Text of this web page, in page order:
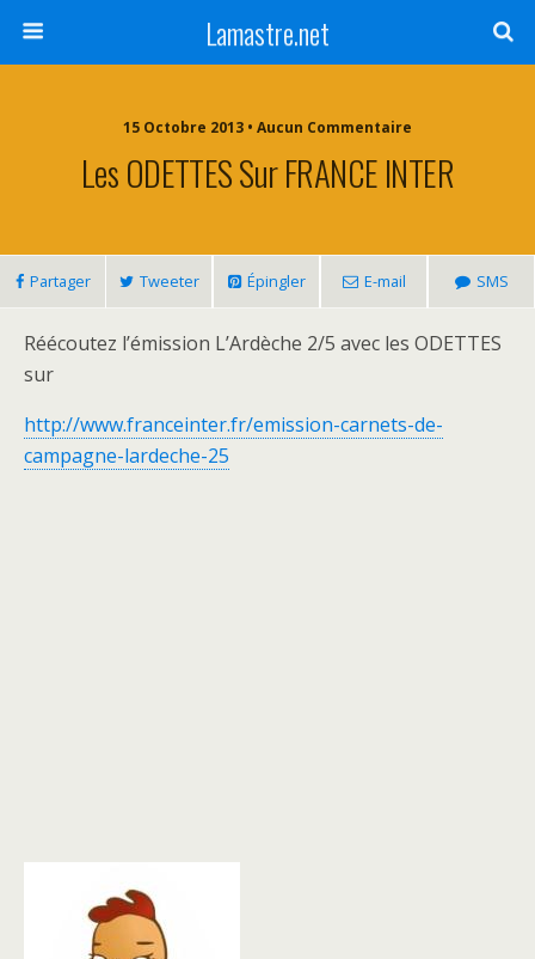
Lamastre.net
15 Octobre 2013 • Aucun Commentaire
Les ODETTES Sur FRANCE INTER
Partager Tweeter Épingler E-mail SMS
Réécoutez l’émission L’Ardèche 2/5 avec les ODETTES
sur
http://www.franceinter.fr/emission-carnets-de-
campagne-lardeche-25